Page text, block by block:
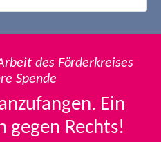
des Förderkreises
Spende
Ein
gegen Rechts!